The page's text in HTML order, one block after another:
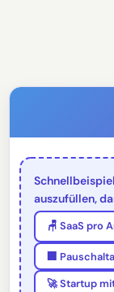
auszufüllen,
🪑 SaaS pro
🏢
🚀 Startup